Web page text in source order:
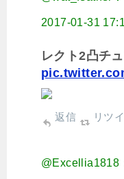
2017-01-31
レクト2凸チ
返信 リツイ
@Excellia1818